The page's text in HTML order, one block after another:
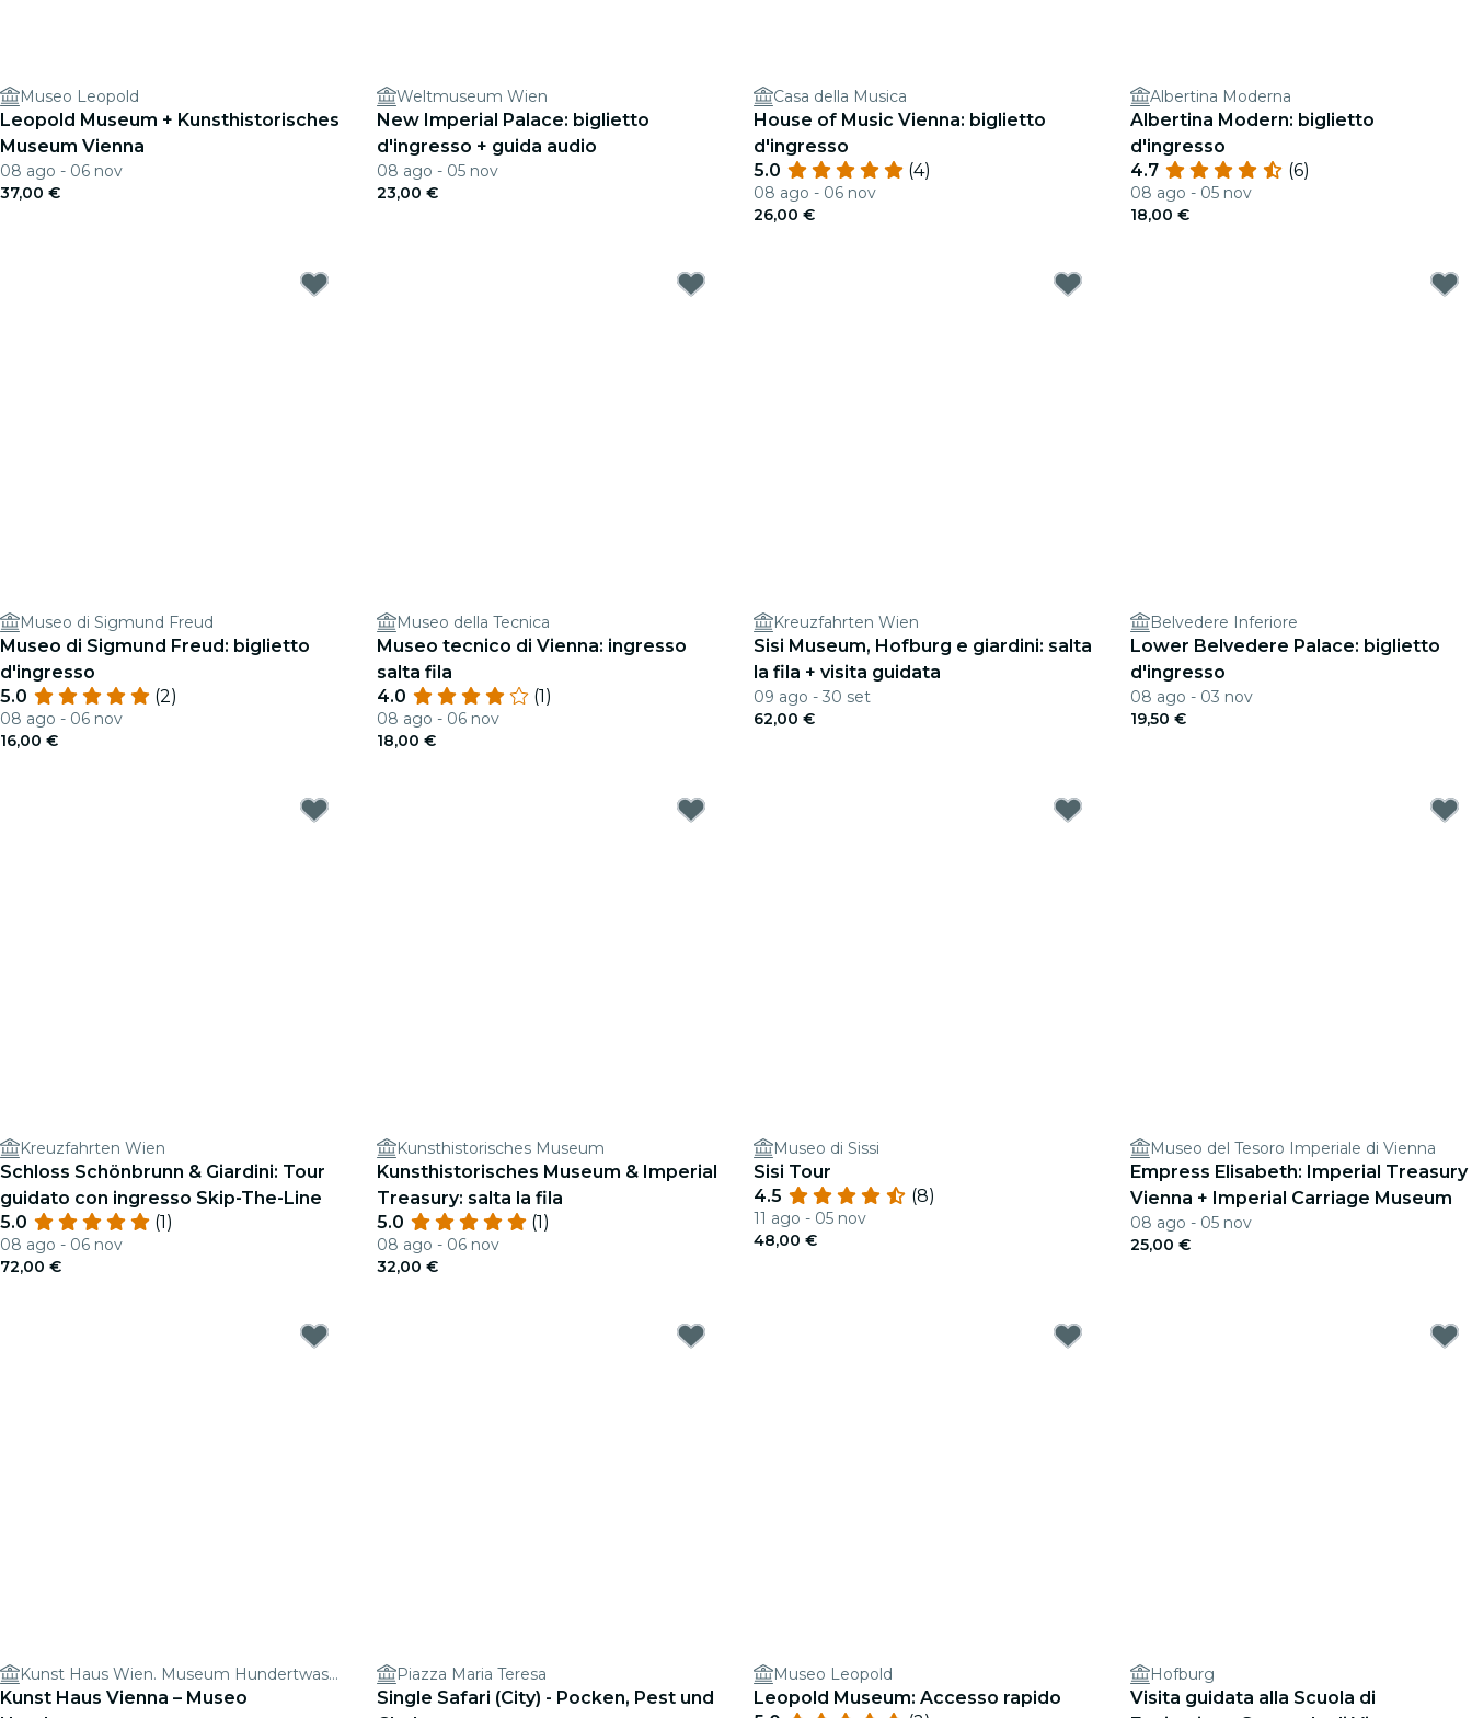
Museo Leopold
Leopold Museum + Kunsthistorisches
Museum Vienna
08 ago - 06 nov
37,00 €
Weltmuseum Wien
New Imperial Palace: biglietto
d'ingresso + guida audio
08 ago - 05 nov
23,00 €
Casa della Musica
House of Music Vienna: biglietto
d'ingresso
5.0
(4)
08 ago - 06 nov
26,00 €
Albertina Moderna
Albertina Modern: biglietto
d'ingresso
4.7
(6)
08 ago - 05 nov
18,00 €
Museo di Sigmund Freud
Museo di Sigmund Freud: biglietto
d'ingresso
5.0
(2)
08 ago - 06 nov
16,00 €
Museo della Tecnica
Museo tecnico di Vienna: ingresso
salta fila
4.0
(1)
08 ago - 06 nov
18,00 €
Kreuzfahrten Wien
Sisi Museum, Hofburg e giardini: salta
la fila + visita guidata
09 ago - 30 set
62,00 €
Belvedere Inferiore
Lower Belvedere Palace: biglietto
d'ingresso
08 ago - 03 nov
19,50 €
Kreuzfahrten Wien
Schloss Schönbrunn & Giardini: Tour
guidato con ingresso Skip-The-Line
5.0
(1)
08 ago - 06 nov
72,00 €
Kunsthistorisches Museum
Kunsthistorisches Museum & Imperial
Treasury: salta la fila
5.0
(1)
08 ago - 06 nov
32,00 €
Museo di Sissi
Sisi Tour
4.5
(8)
11 ago - 05 nov
48,00 €
Museo del Tesoro Imperiale di Vienna
Empress Elisabeth: Imperial Treasury
Vienna + Imperial Carriage Museum
08 ago - 05 nov
25,00 €
Kunst Haus Wien. Museum Hundertwasser
Kunst Haus Vienna – Museo
Piazza Maria Teresa
Single Safari (City) - Pocken, Pest und
Museo Leopold
Leopold Museum: Accesso rapido
Hofburg
Visita guidata alla Scuola di